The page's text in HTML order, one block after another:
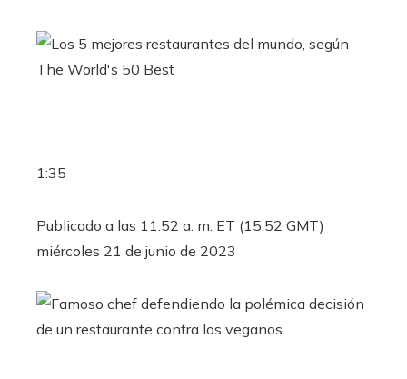
1:35
Publicado a las 11:52 a. m. ET (15:52 GMT)
miércoles 21 de junio de 2023